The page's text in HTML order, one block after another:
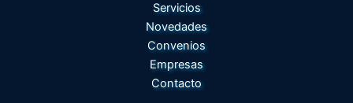
Servicios
Novedades
Convenios
Empresas
Contacto